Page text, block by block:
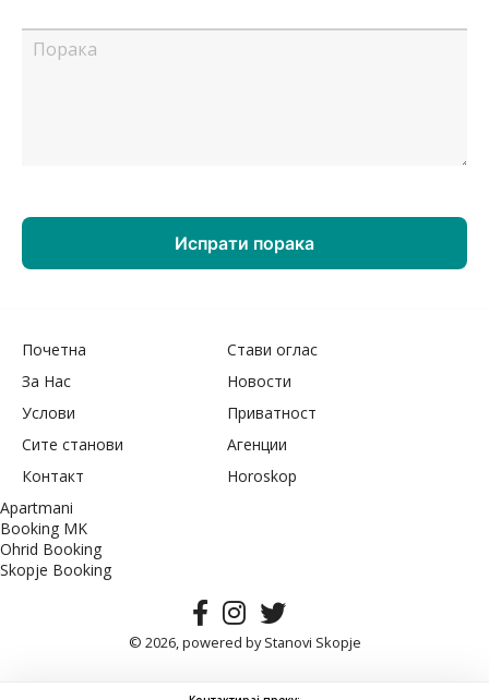
Почетна
Стави оглас
За Нас
Новости
Услови
Приватност
Сите станови
Агенции
Контакт
Horoskop
Apartmani
Booking MK
Ohrid Booking
Skopje Booking
© 2026, powered byStanovi Skopje